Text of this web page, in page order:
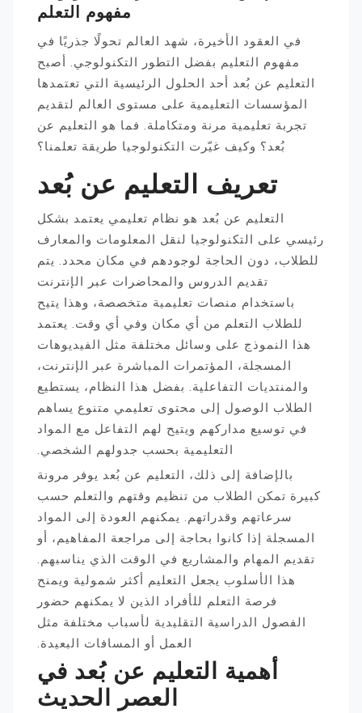
مفهوم التعلم
في العقود الأخيرة، شهد العالم تحولًا جذريًا في
مفهوم التعليم بفضل التطور التكنولوجي. أصبح
التعليم عن بُعد أحد الحلول الرئيسية التي تعتمدها
المؤسسات التعليمية على مستوى العالم لتقديم
تجربة تعليمية مرنة ومتكاملة. فما هو التعليم عن
بُعد؟ وكيف غيّرت التكنولوجيا طريقة تعلمنا؟
تعريف التعليم عن بُعد
التعليم عن بُعد هو نظام تعليمي يعتمد بشكل
رئيسي على التكنولوجيا لنقل المعلومات والمعارف
للطلاب، دون الحاجة لوجودهم في مكان محدد. يتم
تقديم الدروس والمحاضرات عبر الإنترنت
باستخدام منصات تعليمية متخصصة، وهذا يتيح
للطلاب التعلم من أي مكان وفي أي وقت. يعتمد
هذا النموذج على وسائل مختلفة مثل الفيديوهات
المسجلة، المؤتمرات المباشرة عبر الإنترنت،
والمنتديات التفاعلية. بفضل هذا النظام، يستطيع
الطلاب الوصول إلى محتوى تعليمي متنوع يساهم
في توسيع مداركهم ويتيح لهم التفاعل مع المواد
التعليمية بحسب جدولهم الشخصي.
بالإضافة إلى ذلك، التعليم عن بُعد يوفر مرونة
كبيرة تمكن الطلاب من تنظيم وقتهم والتعلم حسب
سرعاتهم وقدراتهم. يمكنهم العودة إلى المواد
المسجلة إذا كانوا بحاجة إلى مراجعة المفاهيم، أو
تقديم المهام والمشاريع في الوقت الذي يناسبهم.
هذا الأسلوب يجعل التعليم أكثر شمولية ويمنح
فرصة التعلم للأفراد الذين لا يمكنهم حضور
الفصول الدراسية التقليدية لأسباب مختلفة مثل
العمل أو المسافات البعيدة.
أهمية التعليم عن بُعد في
العصر الحديث